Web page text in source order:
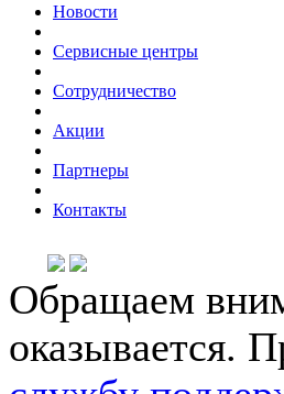
Новости
Сервисные центры
Сотрудничество
Акции
Партнеры
Контакты
Обращаем
оказывается.